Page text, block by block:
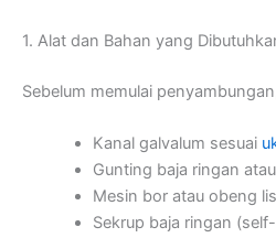
1. Alat dan Bahan yang
Sebelum memulai
Kanal galvalum sesuai
Gunting baja ringan
Mesin bor atau obeng
Sekrup baja ringan